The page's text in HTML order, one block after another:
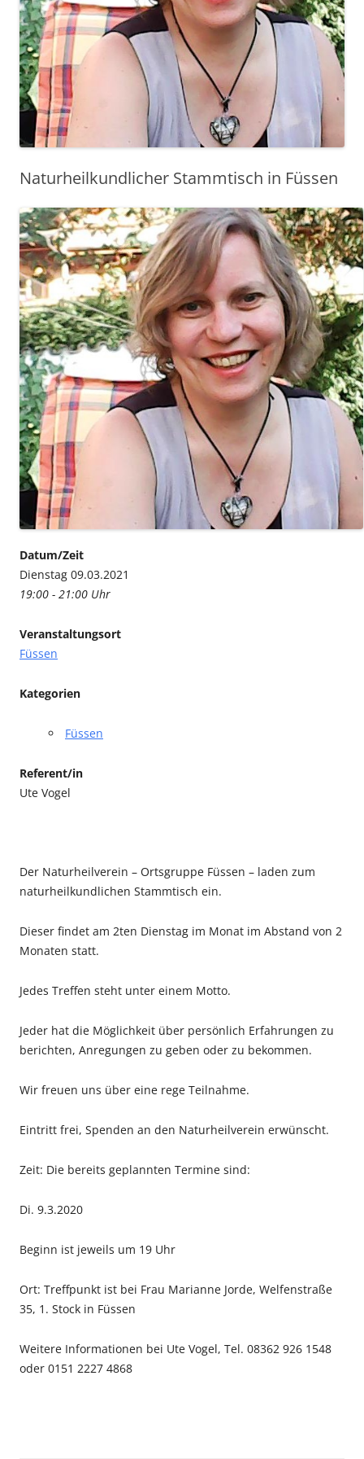
Naturheilkundlicher Stammtisch in Füssen
Datum/Zeit
Dienstag 09.03.2021
19:00 - 21:00 Uhr
Veranstaltungsort
Füssen
Kategorien
Füssen
Referent/in
Ute Vogel
Der Naturheilverein – Ortsgruppe Füssen – laden zum
naturheilkundlichen Stammtisch ein.
Dieser findet am 2ten Dienstag im Monat im Abstand von 2
Monaten statt.
Jedes Treffen steht unter einem Motto.
Jeder hat die Möglichkeit über persönlich Erfahrungen zu
berichten, Anregungen zu geben oder zu bekommen.
Wir freuen uns über eine rege Teilnahme.
Eintritt frei, Spenden an den Naturheilverein erwünscht.
Zeit: Die bereits geplannten Termine sind:
Di. 9.3.2020
Beginn ist jeweils um 19 Uhr
Ort: Treffpunkt ist bei Frau Marianne Jorde, Welfenstraße
35, 1. Stock in Füssen
Weitere Informationen bei Ute Vogel, Tel. 08362 926 1548
oder 0151 2227 4868